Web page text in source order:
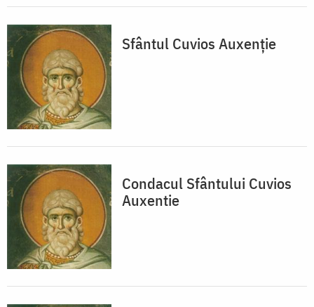
Sfântul Cuvios Auxenţie
Condacul Sfântului Cuvios
Auxentie